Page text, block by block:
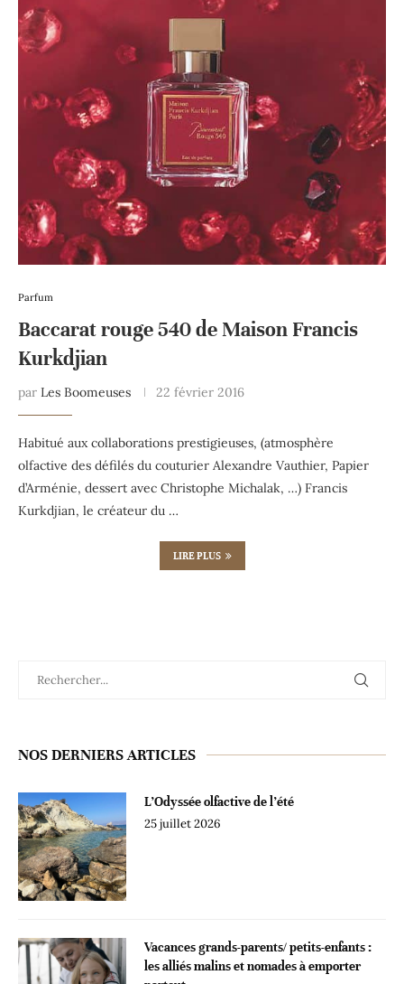
Parfum
Baccarat rouge 540 de Maison Francis
Kurkdjian
par Les Boomeuses 22 février 2016
Habitué aux collaborations prestigieuses, (atmosphère
olfactive des défilés du couturier Alexandre Vauthier, Papier
d’Arménie, dessert avec Christophe Michalak, …) Francis
Kurkdjian, le créateur du …
LIRE PLUS
NOS DERNIERS ARTICLES
L’Odyssée olfactive de l’été
25 juillet 2026
Vacances grands-parents/ petits-enfants :
les alliés malins et nomades à emporter